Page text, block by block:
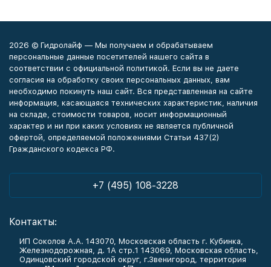
2026 © Гидролайф — Мы получаем и обрабатываем
персональные данные посетителей нашего сайта в
соответствии с официальной политикой. Если вы не даете
согласия на обработку своих персональных данных, вам
необходимо покинуть наш сайт. Вся представленная на сайте
информация, касающаяся технических характеристик, наличия
на складе, стоимости товаров, носит информационный
характер и ни при каких условиях не является публичной
офертой, определяемой положениями Статьи 437(2)
Гражданского кодекса РФ.
+7 (495) 108-3228
Контакты:
ИП Соколов А.А. 143070, Московская область г. Кубинка,
Железнодорожная, д. 1А стр.1 143069, Московская область,
Одинцовский городской округ, г.Звенигород, территория